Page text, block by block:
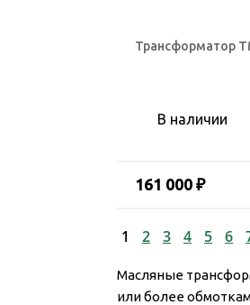
Трансформатор
В наличии
161 000 ₽
1 2 3 4 5 6
Масляные
или более